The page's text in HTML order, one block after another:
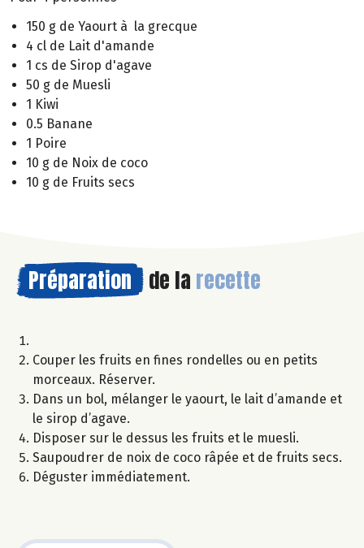
150 g de Yaourt à la grecque
4 cl de Lait d'amande
1 cs de Sirop d'agave
50 g de Muesli
1 Kiwi
0.5 Banane
1 Poire
10 g de Noix de coco
10 g de Fruits secs
Préparation de la recette
Couper les fruits en fines rondelles ou en petits
morceaux. Réserver.
Dans un bol, mélanger le yaourt, le lait d’amande et
le sirop d’agave.
Disposer sur le dessus les fruits et le muesli.
Saupoudrer de noix de coco râpée et de fruits secs.
Déguster immédiatement.